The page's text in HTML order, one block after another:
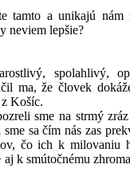
tamto a unikajú nám
neviem lepšie?
spolahlivý,
ma, že človek
Košíc.
sme na strmý
sa čím nás zas
čo ich k milovaniu
k smútočnému